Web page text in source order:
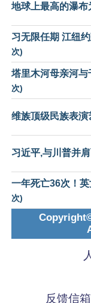
地球上最高的瀑布
习无限任期 江纽
次)
塔里木河母亲河
次)
维族顶级民族表演
习近平,与川普并
一年死亡36次！
次)
反馈信箱